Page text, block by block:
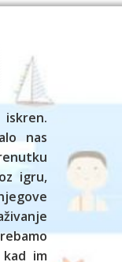
nas
igru,
im